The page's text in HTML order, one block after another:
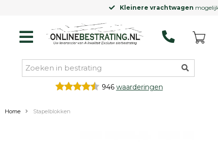
Kleinere vrachtwagenmogelijk
946 waarderingen
Home Stapelblokken